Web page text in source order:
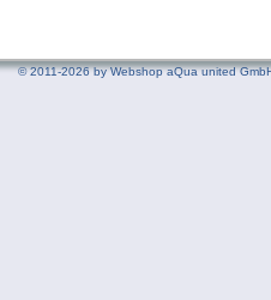
©2011-2026 by Webshop aQua united